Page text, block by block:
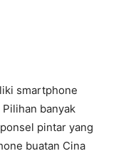
smartphone
banyak
pintar yang
buatan Cina